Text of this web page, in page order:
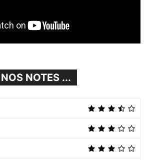
NOS NOTES ...